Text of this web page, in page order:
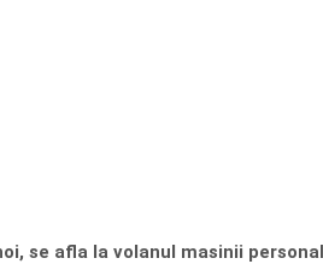
se afla la volanul masinii